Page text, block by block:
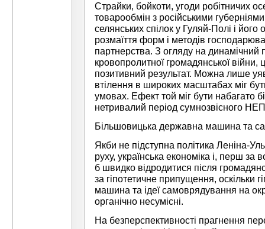
Страйки, бойкоти, угоди робітничих
товарообмін з російськими
селянських спілок у Гуляй-Полі і
розмаїття форм і методів
партнерства. З огляду на динамічний
кровопролитної громадянської
позитивний результат. Можна лише
втілення в широких масштабах міг
умовах. Ефект той міг бути набагато
нетривалий період сумнозвісного
Більшовицька державна машина та
Якби не підступна політика Леніна-
руху, українська економіка і, перш за
б швидко відродитися після
за гіпотетичне припущення, оскільки
машина та ідеї самоврядування на
органічно несумісні.
На безперспективності прагнення